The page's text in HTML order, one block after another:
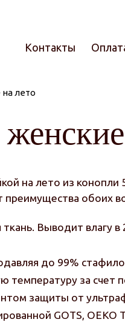
Контакты
лето
на лето из конопли
преимущества обоих
ткань. Выводит
до 99%
за счет
защиты от
GOTS, OEKO